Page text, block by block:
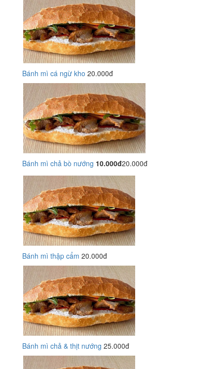
Bánh mì cá ngừ kho 20.000đ
Bánh mì chả bò nướng 10.000đ20.000đ
Bánh mì thập cẩm 20.000đ
Bánh mì chả & thịt nướng 25.000đ